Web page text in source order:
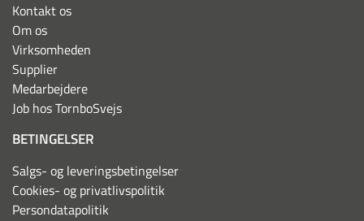
Kontakt os
Om os
Virksomheden
Supplier
Medarbejdere
Job hos TornboSvejs
BETINGELSER
Salgs- og leveringsbetingelser
Cookies- og privatlivspolitik
Persondatapolitik